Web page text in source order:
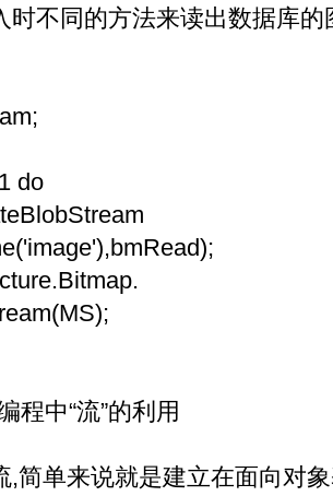
时不同的方法来读出数据库的
do
程中“流”的利用
,简单来说就是建立在面向对